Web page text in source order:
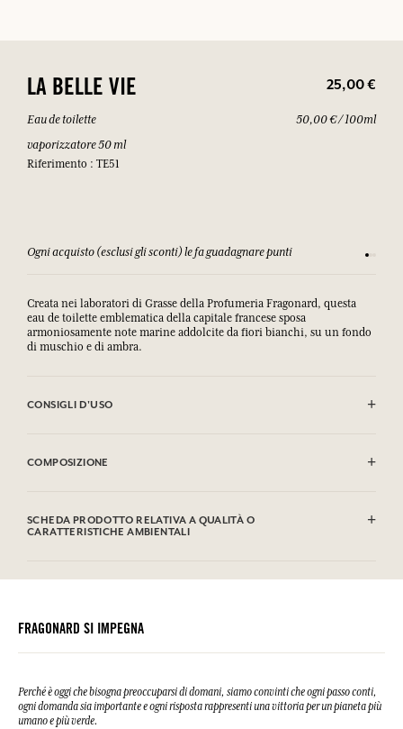
LA BELLE VIE 25,00 €
Eau de toilette
vaporizzatore 50 ml
Riferimento : TE51
50,00 € / 100ml
Ogni acquisto (esclusi gli sconti) le fa guadagnare punti
Creata nei laboratori di Grasse della Profumeria Fragonard, questa
eau de toilette emblematica della capitale francese sposa
armoniosamente note marine addolcite da fiori bianchi, su un fondo
di muschio e di ambra.
CONSIGLI D'USO
COMPOSIZIONE
Citronellol, Eugenol, Geraniol, Hydroxycitronellal, Linalool, CI
42090 (FD C Blue 1). Questa lista può essere oggetto di modifiche, si
SCHEDA PRODOTTO RELATIVA A QUALITÀ O
CARATTERISTICHE AMBIENTALI
Si prega di consultare le qualità o le caratteristiche ambientali
FRAGONARD SI IMPEGNA
Perché è oggi che bisogna preoccuparsi di domani, siamo convinti che ogni passo conti,
ogni domanda sia importante e ogni risposta rappresenti una vittoria per un pianeta più
umano e più verde.